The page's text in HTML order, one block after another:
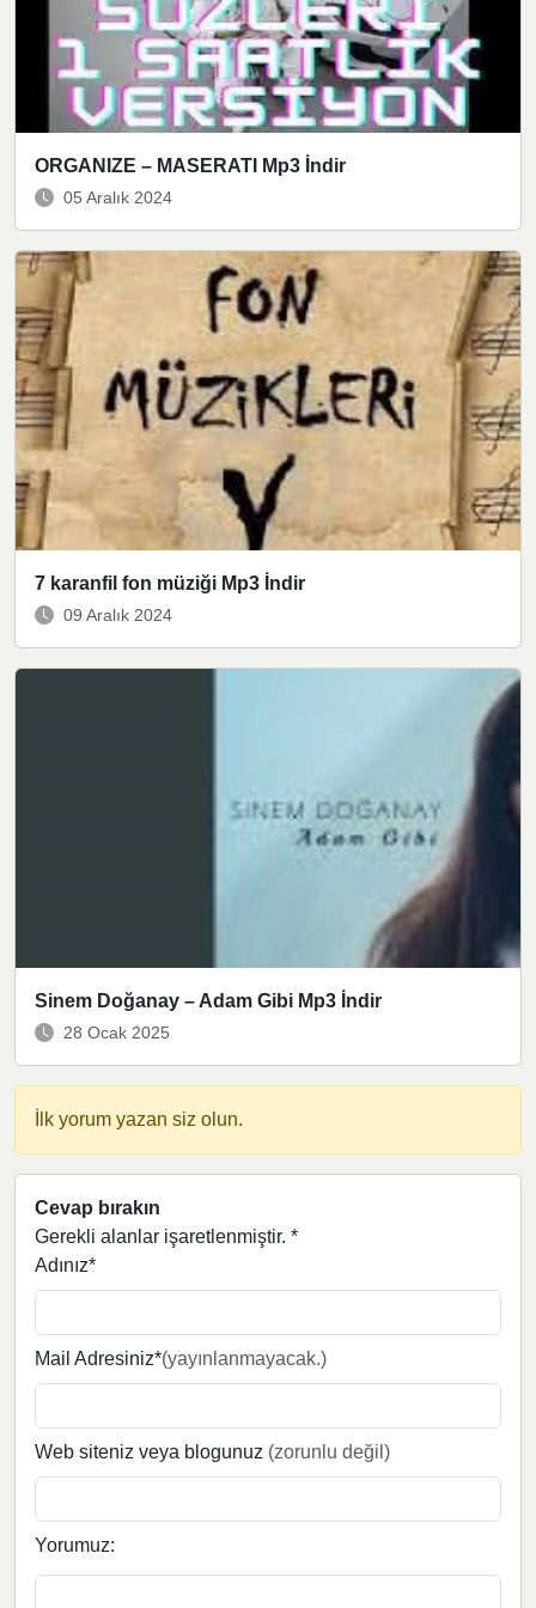
ORGANIZE – MASERATI Mp3 İndir
05 Aralık 2024
7 karanfil fon müziği Mp3 İndir
09 Aralık 2024
Sinem Doğanay – Adam Gibi Mp3 İndir
28 Ocak 2025
İlk yorum yazan siz olun.
Cevap bırakın
Gerekli alanlar işaretlenmiştir. *
Adınız*
Mail Adresiniz*(yayınlanmayacak.)
Web siteniz veya blogunuz (zorunlu değil)
Yorumuz: